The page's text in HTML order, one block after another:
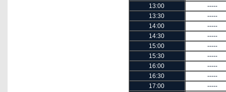
13:00
-----
13:30
-----
14:00
-----
14:30
-----
15:00
-----
15:30
-----
16:00
-----
16:30
-----
17:00
-----